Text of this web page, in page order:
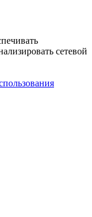
сетевой